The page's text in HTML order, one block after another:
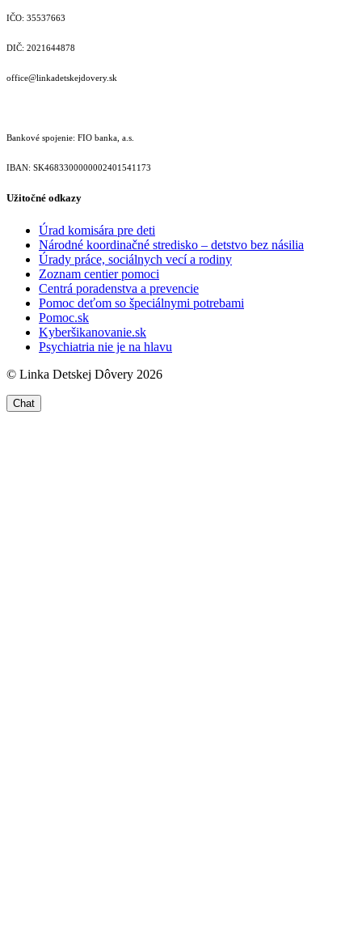
IČO: 35537663
DIČ: 2021644878
office@linkadetskejdovery.sk
Bankové spojenie: FIO banka, a.s.
IBAN: SK46833000000­02401541173
Užitočné odkazy
Úrad komisára pre deti
Národné koordinačné stredisko – detstvo bez násilia
Úrady práce, sociálnych vecí a rodiny
Zoznam centier pomoci
Centrá poradenstva a prevencie
Pomoc deťom so špeciálnymi potrebami
Pomoc.sk
Kyberšikanovanie.sk
Psychiatria nie je na hlavu
© Linka Detskej Dôvery 2026